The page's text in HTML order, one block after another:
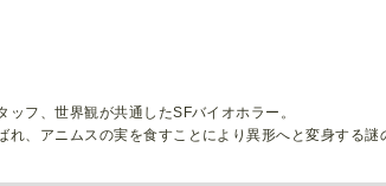
ッフ、世界観が共通したSFバイオホラー。
れ、アニムスの実を食すことにより異形へと変身する謎